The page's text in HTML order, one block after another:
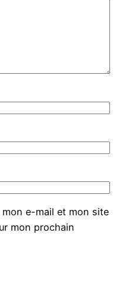
e-mail et mon site
mon prochain